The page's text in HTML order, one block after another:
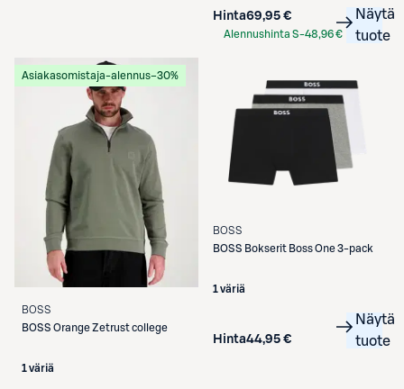
Hinta69,95 €
Alennushinta S-48,96 €
Näytä
tuote
Asiakasomistaja-alennus−30%
BOSS
BOSS Orange Zetrust college
1 väriä
BOSS
BOSS Bokserit Boss One 3-pack
1 väriä
Hinta44,95 €
Näytä
tuote